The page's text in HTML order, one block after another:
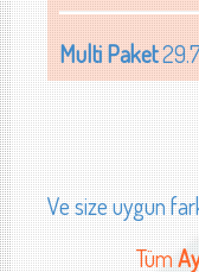
Multi Paket
Ve size uygun
Tüm